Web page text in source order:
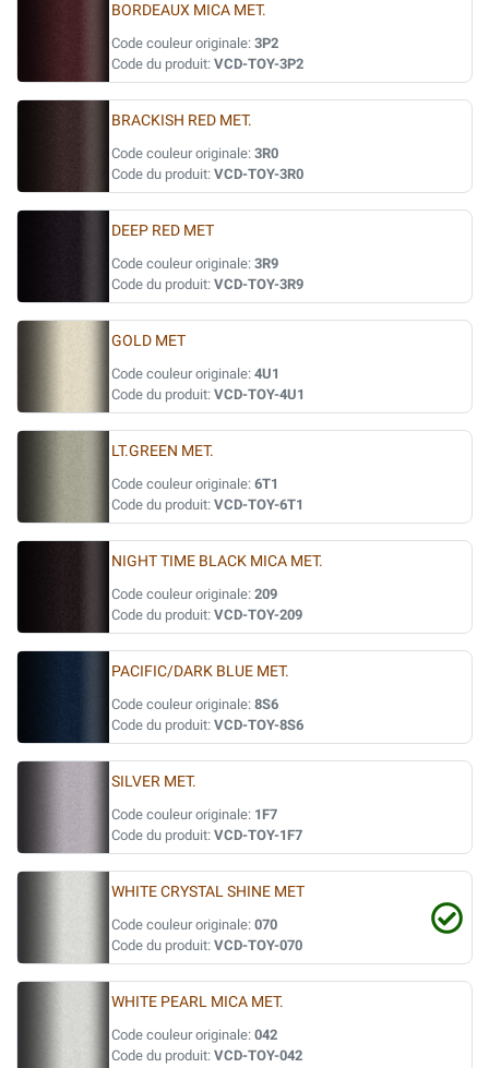
BORDEAUX MICA MET.
Code couleur originale: 3P2
Code du produit: VCD-TOY-3P2
BRACKISH RED MET.
Code couleur originale: 3R0
Code du produit: VCD-TOY-3R0
DEEP RED MET
Code couleur originale: 3R9
Code du produit: VCD-TOY-3R9
GOLD MET
Code couleur originale: 4U1
Code du produit: VCD-TOY-4U1
LT.GREEN MET.
Code couleur originale: 6T1
Code du produit: VCD-TOY-6T1
NIGHT TIME BLACK MICA MET.
Code couleur originale: 209
Code du produit: VCD-TOY-209
PACIFIC/DARK BLUE MET.
Code couleur originale: 8S6
Code du produit: VCD-TOY-8S6
SILVER MET.
Code couleur originale: 1F7
Code du produit: VCD-TOY-1F7
WHITE CRYSTAL SHINE MET
Code couleur originale: 070
Code du produit: VCD-TOY-070
WHITE PEARL MICA MET.
Code couleur originale: 042
Code du produit: VCD-TOY-042